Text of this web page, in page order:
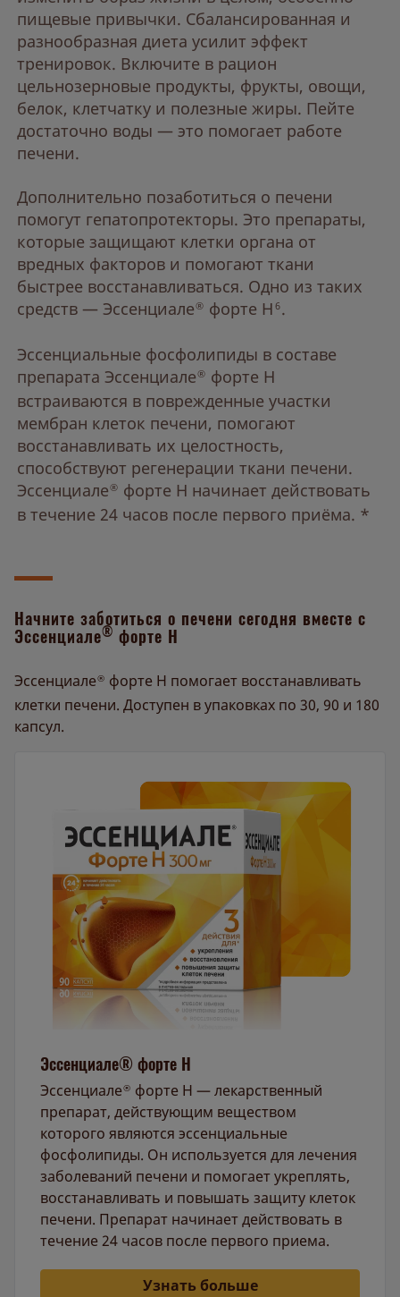
пищевые привычки. Сбалансированная и
разнообразная диета усилит эффект
тренировок. Включите в рацион
цельнозерновые продукты, фрукты, овощи,
белок, клетчатку и полезные жиры. Пейте
достаточно воды — это помогает работе
печени.
Дополнительно позаботиться о печени
помогут гепатопротекторы. Это препараты,
которые защищают клетки органа от
вредных факторов и помогают ткани
быстрее восстанавливаться. Одно из таких
средств — Эссенциале® форте Н 6.
Эссенциальные фосфолипиды в составе
препарата Эссенциале® форте Н
встраиваются в поврежденные участки
мембран клеток печени, помогают
восстанавливать их целостность,
способствуют регенерации ткани печени.
Эссенциале® форте Н начинает действовать
в течение 24 часов после первого приёма. *
Начните заботиться о печени сегодня вместе с
Эссенциале® форте Н
Эссенциале® форте Н помогает восстанавливать
клетки печени. Доступен в упаковках по 30, 90 и 180
капсул.
Эссенциале® форте Н
Эссенциале® форте Н — лекарственный
препарат, действующим веществом
которого являются эссенциальные
фосфолипиды. Он используется для лечения
заболеваний печени и помогает укреплять,
восстанавливать и повышать защиту клеток
печени. Препарат начинает действовать в
течение 24 часов после первого приема.
Узнать больше